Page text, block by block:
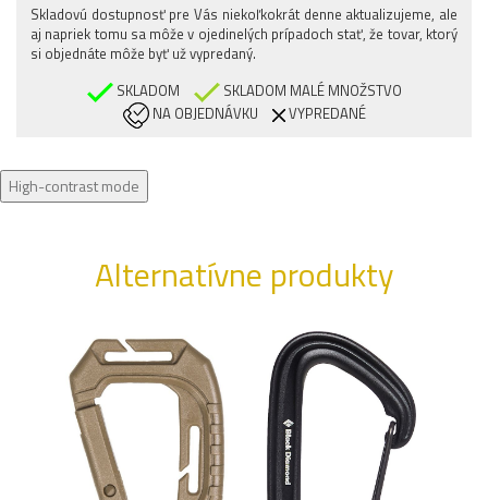
Skladovú dostupnosť pre Vás niekoľkokrát denne aktualizujeme, ale
aj napriek tomu sa môže v ojedinelých prípadoch stať, že tovar, ktorý
si objednáte môže byť už vypredaný.
SKLADOM
SKLADOM MALÉ MNOŽSTVO
NA OBJEDNÁVKU
VYPREDANÉ
High-contrast mode
Alternatívne produkty